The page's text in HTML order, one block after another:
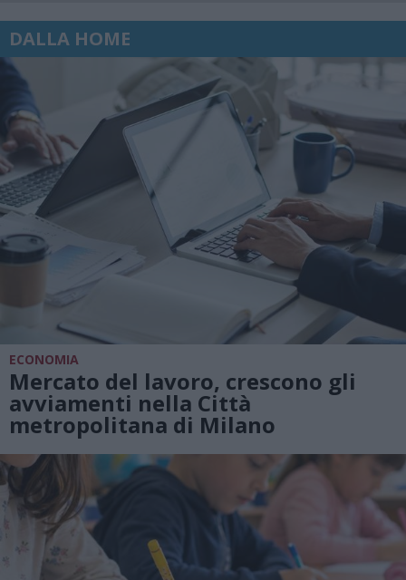
DALLA HOME
ECONOMIA
Mercato del lavoro, crescono gli
avviamenti nella Città
metropolitana di Milano